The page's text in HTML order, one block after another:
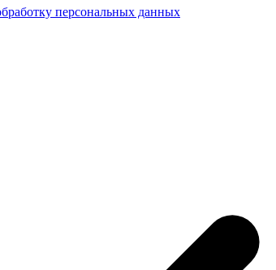
персональных данных